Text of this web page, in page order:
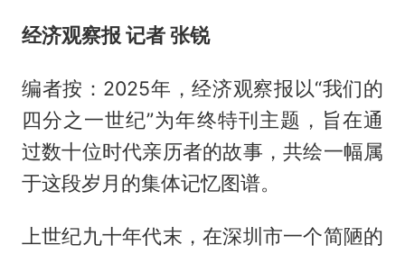
经济观察报 记者 张锐
编者按：2025年，经济观察报以“我们的
四分之一世纪”为年终特刊主题，旨在通
过数十位时代亲历者的故事，共绘一幅属
于这段岁月的集体记忆图谱。
上世纪九十年代末，在深圳市一个简陋的